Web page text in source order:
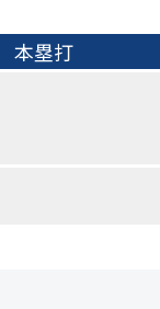
本塁打